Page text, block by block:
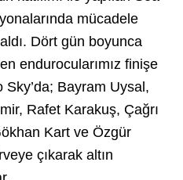
mücadele
Dört gün boyunca
endurocularımız finişe
Sky’da; Bayram Uysal,
Rafet Karakuş, Çağrı
Kart ve Özgür
çıkarak altın